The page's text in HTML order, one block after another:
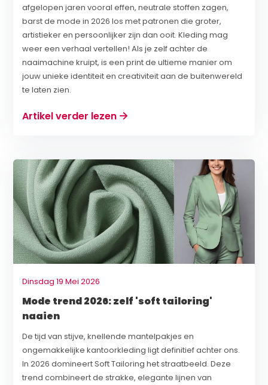
afgelopen jaren vooral effen, neutrale stoffen zagen,
barst de mode in 2026 los met patronen die groter,
artistieker en persoonlijker zijn dan ooit. Kleding mag
weer een verhaal vertellen! Als je zelf achter de
naaimachine kruipt, is een print de ultieme manier om
jouw unieke identiteit en creativiteit aan de buitenwereld
te laten zien.
Artikel verder lezen
Dinsdag 19 Mei 2026
Mode trend 2026: zelf 'soft tailoring'
naaien
De tijd van stijve, knellende mantelpakjes en
ongemakkelijke kantoorkleding ligt definitief achter ons.
In 2026 domineert Soft Tailoring het straatbeeld. Deze
trend combineert de strakke, elegante lijnen van